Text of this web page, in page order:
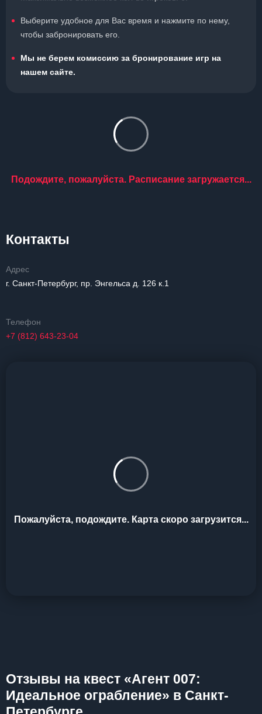
Выберите удобное для Вас время и нажмите по нему,
чтобы забронировать его.
Мы не берем комиссию за бронирование игр на
нашем сайте.
Подождите, пожалуйста. Расписание загружается...
Контакты
Адрес
г. Санкт-Петербург, пр. Энгельса д. 126 к.1
Телефон
+7 (812) 643-23-04
Пожалуйста, подождите. Карта скоро загрузится...
Отзывы на квест «Агент 007:
Идеальное ограбление» в Санкт-